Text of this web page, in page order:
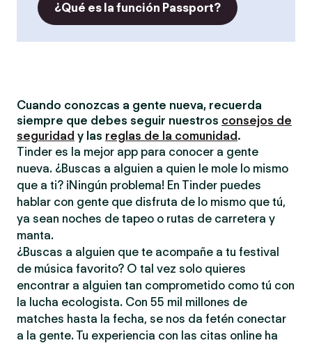
¿Qué es la función Passport?
Cuando conozcas a gente nueva, recuerda
siempre que debes seguir nuestros consejos de
seguridad y las reglas de la comunidad .
Tinder es la mejor app para conocer a gente
nueva. ¿Buscas a alguien a quien le mole lo mismo
que a ti? ¡Ningún problema! En Tinder puedes
hablar con gente que disfruta de lo mismo que tú,
ya sean noches de tapeo o rutas de carretera y
manta.
¿Buscas a alguien que te acompañe a tu festival
de música favorito? O tal vez solo quieres
encontrar a alguien tan comprometido como tú con
la lucha ecologista. Con 55 mil millones de
matches hasta la fecha, se nos da fetén conectar
a la gente. Tu experiencia con las citas online ha